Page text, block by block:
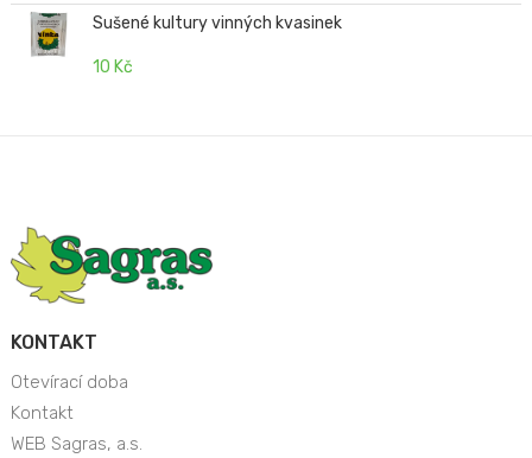
Sušené kultury vinných kvasinek
10 Kč
KONTAKT
Otevírací doba
Kontakt
WEB Sagras, a.s.